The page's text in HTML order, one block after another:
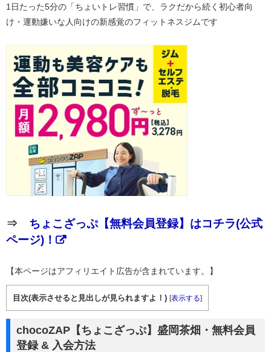
1日たった5分の「ちょいトレ習慣」で、ラクだから続く初心者向
け・運動嫌いな人向けの新感覚のフィットネスジムです
⇒ ちょこざっぷ【無料会員登録】はコチラ(公式
ページ)！
【本ページはアフィリエイト広告が含まれています。】
目次(表示させると見出しが見られますよ！) [表示する]
chocoZAP【ちょこざっぷ】盛岡茶畑・無料会員
登録 & 入会方法